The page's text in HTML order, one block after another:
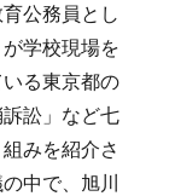
公務員とし
学校現場を
る東京都の
訟」など七
みを紹介さ
中で、旭川